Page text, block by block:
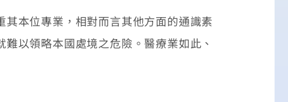
本位專業，相對而言其他方面的通識素
以領略本國處境之危險。醫療業如此、